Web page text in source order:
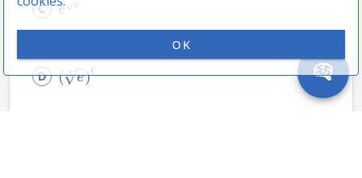
OK
e e
( 3 e)e